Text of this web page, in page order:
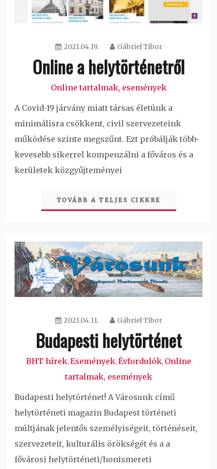
2021.04.19. Gábriel Tibor
Online a helytörténetről
Online tartalmak, események
A Covid-19 járvány miatt társas életünk a
minimálisra csökkent, civil szervezeteink
működése szinte megszűnt. Ezt próbálják több-
kevesebb sikerrel kompenzálni a főváros és a
kerületek közgyűjteményei
TOVÁBB A TELJES CIKKRE
2021.04.11. Gábriel Tibor
Budapesti helytörténet
BHT hírek,Események,Évfordulók, Online
tartalmak, események
Budapesti helytörténet! A Városunk című
helytörténeti magazin Budapest történeti
múltjának jelentős személyiségeit, történéseit,
szervezeteit, kulturális örökségét és a a
fővárosi helytörténeti/honismereti